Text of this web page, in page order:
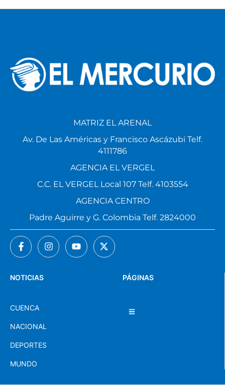
PÁGINAS
NOTICIAS
CUENCA
NACIONAL
DEPORTES
MUNDO
MATRIZ EL ARENAL
Av. De Las Américas y Francisco Ascázubi Telf.
4111786
AGENCIA EL VERGEL
C.C. EL VERGEL Local 107 Telf. 4103554
AGENCIA CENTRO
Padre Aguirre y G. Colombia Telf. 2824000